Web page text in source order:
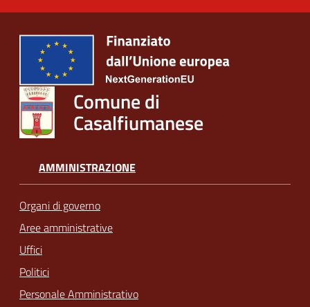
Comune di
Casalfiumanese
AMMINISTRAZIONE
Organi di governo
Aree amministrative
Uffici
Politici
Personale Amministrativo